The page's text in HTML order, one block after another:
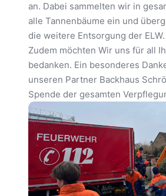
an. Dabei sammelten wir in
alle Tannenbäume ein und
die weitere Entsorgung der ELW.
Zudem möchten Wir uns für all
bedanken. Ein besonderes
unseren Partner Backhaus
Spende der gesamten